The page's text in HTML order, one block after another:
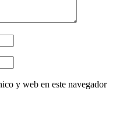
y web en este navegador